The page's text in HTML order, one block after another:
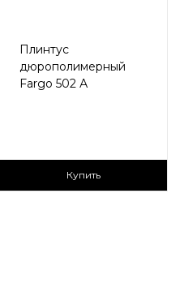
Плинтус
дюрополимерный
Fargo 502 А
Купить